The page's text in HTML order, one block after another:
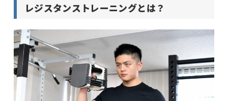
レジスタンストレーニングとは？